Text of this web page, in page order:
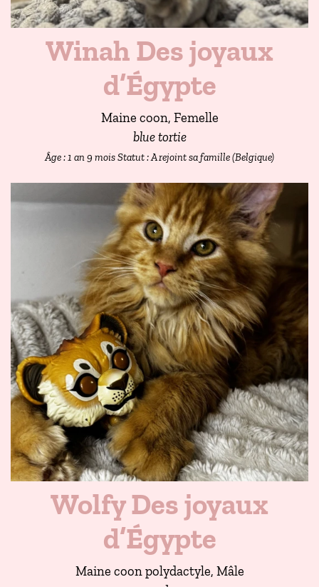
Winah Des joyaux
d’Égypte
Maine coon, Femelle
blue tortie
Âge : 1 an 9 moisStatut : A rejoint sa famille (Belgique)
Wolfy Des joyaux
d’Égypte
Maine coon polydactyle, Mâle